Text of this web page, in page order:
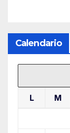
Calendario
L M